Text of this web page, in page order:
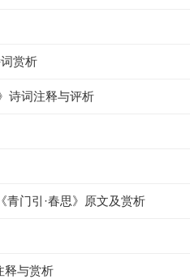
赏析
诗词注释与评析
青门引·春思》原文及赏析
释与赏析